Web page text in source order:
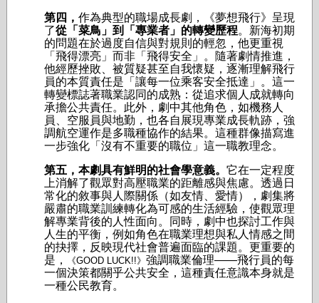
第四， 作為典型的職場成長劇，《夢想飛行》呈現
了從「菜鳥」到「專業者」的轉變歷程。新海初期
的問題在於過度自信與對規則的輕忽，他更重視
「飛得漂亮」而非「飛得安全」。隨著劇情推進，
他經歷挫敗、被質疑甚至自我懷疑，逐漸理解飛行
員的本質責任是「讓每一位乘客安全抵達」。這一
轉變標誌著職業認同的成熟：從追求個人成就轉向
承擔公共責任。此外，劇中其他角色，如機務人
員、空服員與地勤，也各自展現專業成長軌跡，強
調航空運作是多職種協作的結果。這種群像描寫進
一步強化「沒有不重要的職位」這一職教理念。
第五，本劇具有鮮明的社會學意義。 它在一定程度
上消解了觀眾對高壓職業的距離感與焦慮。透過日
常化的敘事與人際關係（如友情、愛情），劇集將
嚴肅的職業訓練轉化為可感的生活經驗，使觀眾理
解專業背後的人性面向。同時，劇中也探討工作與
人生的平衡，例如角色在職業理想與私人情感之間
的抉擇，反映現代社會普遍面臨的課題。更重要的
是，
《GOOD LUCK!!》 強調職業倫理——飛行員的每
一個決策都關乎公共安全，這種責任意識本身就是
一種公民教育。